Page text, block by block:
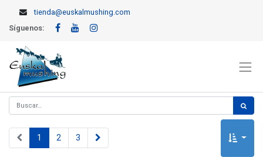
tienda@euskalmushing.com
Síguenos:
1 2 3